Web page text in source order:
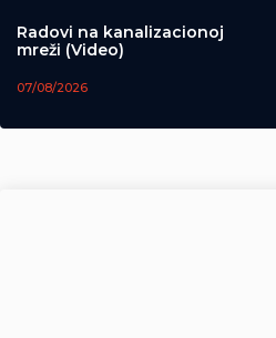
Radovi na kanalizacionoj
mreži (Video)
07/08/2026